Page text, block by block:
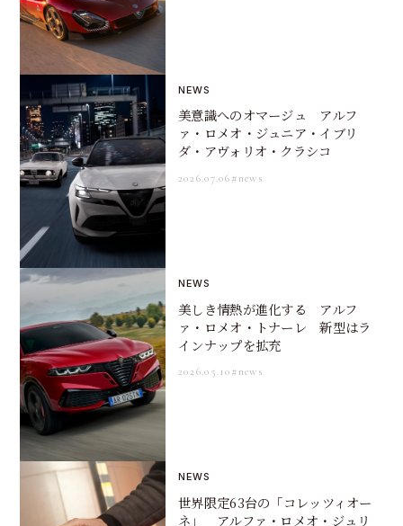
NEWS
美意識へのオマージュ アルフ
ァ・ロメオ・ジュニア・イブリ
ダ・アヴォリオ・クラシコ
2026.07.06#news
NEWS
美しき情熱が進化する アルフ
ァ・ロメオ・トナーレ 新型はラ
インナップを拡充
2026.05.10#news
NEWS
世界限定63台の「コレッツィオー
ネ」 アルファ・ロメオ・ジュリ